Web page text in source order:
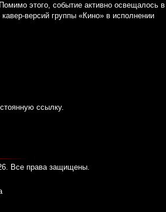
этого, событие активно освещалось в
версий группы «Кино» в исполнении
ссылку.
Все права защищены.